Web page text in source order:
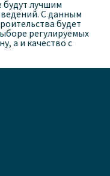
лучшим
С данным
будет
регулируемых
а и качество с